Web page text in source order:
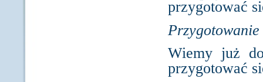
przygotować
Wiemy już
przygotować